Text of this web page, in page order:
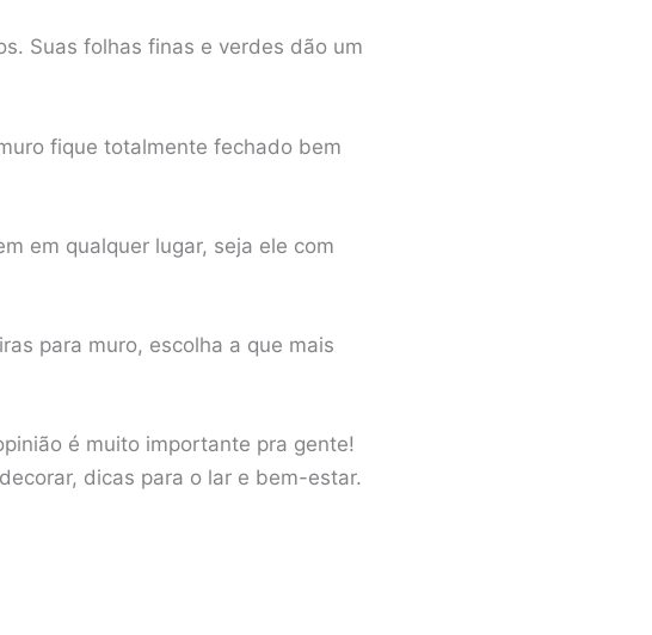
Suas folhas finas e verdes dão um
fique totalmente fechado bem
em qualquer lugar, seja ele com
para muro, escolha a que mais
é muito importante pra gente!
dicas para o lar e bem-estar.